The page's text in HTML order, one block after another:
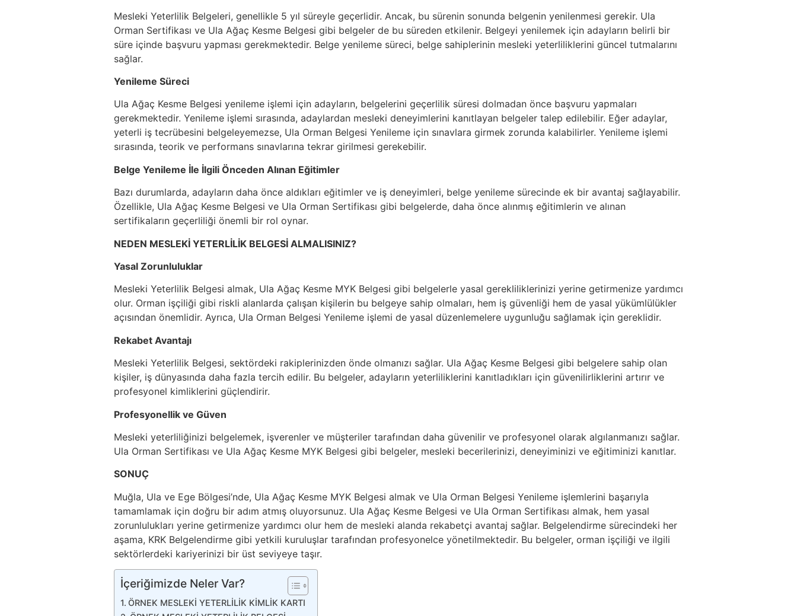
Mesleki Yeterlilik Belgeleri, genellikle 5 yıl süreyle geçerlidir. Ancak, bu sürenin sonunda belgenin yenilenmesi gerekir. Ula
Orman Sertifikası ve Ula Ağaç Kesme Belgesi gibi belgeler de bu süreden etkilenir. Belgeyi yenilemek için adayların belirli bir
süre içinde başvuru yapması gerekmektedir. Belge yenileme süreci, belge sahiplerinin mesleki yeterliliklerini güncel tutmalarını
sağlar.
Yenileme Süreci
Ula Ağaç Kesme Belgesi yenileme işlemi için adayların, belgelerini geçerlilik süresi dolmadan önce başvuru yapmaları
gerekmektedir. Yenileme işlemi sırasında, adaylardan mesleki deneyimlerini kanıtlayan belgeler talep edilebilir. Eğer adaylar,
yeterli iş tecrübesini belgeleyemezse, Ula Orman Belgesi Yenileme için sınavlara girmek zorunda kalabilirler. Yenileme işlemi
sırasında, teorik ve performans sınavlarına tekrar girilmesi gerekebilir.
Belge Yenileme İle İlgili Önceden Alınan Eğitimler
Bazı durumlarda, adayların daha önce aldıkları eğitimler ve iş deneyimleri, belge yenileme sürecinde ek bir avantaj sağlayabilir.
Özellikle, Ula Ağaç Kesme Belgesi ve Ula Orman Sertifikası gibi belgelerde, daha önce alınmış eğitimlerin ve alınan
sertifikaların geçerliliği önemli bir rol oynar.
NEDEN MESLEKİ YETERLİLİK BELGESİ ALMALISINIZ?
Yasal Zorunluluklar
Mesleki Yeterlilik Belgesi almak, Ula Ağaç Kesme MYK Belgesi gibi belgelerle yasal gerekliliklerinizi yerine getirmenize yardımcı
olur. Orman işçiliği gibi riskli alanlarda çalışan kişilerin bu belgeye sahip olmaları, hem iş güvenliği hem de yasal yükümlülükler
açısından önemlidir. Ayrıca, Ula Orman Belgesi Yenileme işlemi de yasal düzenlemelere uygunluğu sağlamak için gereklidir.
Rekabet Avantajı
Mesleki Yeterlilik Belgesi, sektördeki rakiplerinizden önde olmanızı sağlar. Ula Ağaç Kesme Belgesi gibi belgelere sahip olan
kişiler, iş dünyasında daha fazla tercih edilir. Bu belgeler, adayların yeterliliklerini kanıtladıkları için güvenilirliklerini artırır ve
profesyonel kimliklerini güçlendirir.
Profesyonellik ve Güven
Mesleki yeterliliğinizi belgelemek, işverenler ve müşteriler tarafından daha güvenilir ve profesyonel olarak algılanmanızı sağlar.
Ula Orman Sertifikası ve Ula Ağaç Kesme MYK Belgesi gibi belgeler, mesleki becerilerinizi, deneyiminizi ve eğitiminizi kanıtlar.
SONUÇ
Muğla, Ula ve Ege Bölgesi’nde, Ula Ağaç Kesme MYK Belgesi almak ve Ula Orman Belgesi Yenileme işlemlerini başarıyla
tamamlamak için doğru bir adım atmış oluyorsunuz. Ula Ağaç Kesme Belgesi ve Ula Orman Sertifikası almak, hem yasal
zorunlulukları yerine getirmenize yardımcı olur hem de mesleki alanda rekabetçi avantaj sağlar. Belgelendirme sürecindeki her
aşama, KRK Belgelendirme gibi yetkili kuruluşlar tarafından profesyonelce yönetilmektedir. Bu belgeler, orman işçiliği ve ilgili
sektörlerdeki kariyerinizi bir üst seviyeye taşır.
İçeriğimizde Neler Var?
ÖRNEK MESLEKİ YETERLİLİK KİMLİK KARTI